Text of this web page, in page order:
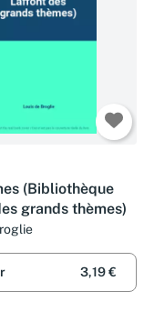
(Bibliothèque
grands thèmes)
3,19 €